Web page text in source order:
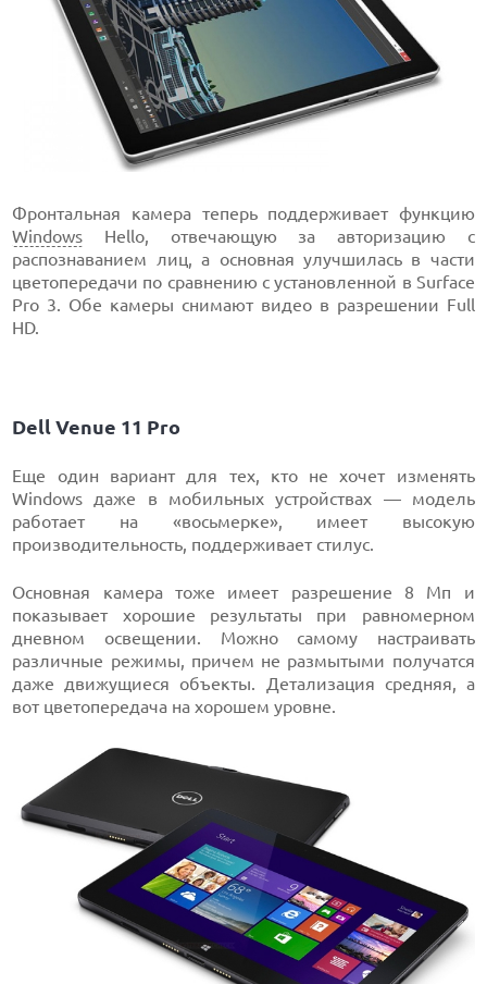
Фронтальная камера теперь поддерживает функцию
Windows Hello, отвечающую за авторизацию с
распознаванием лиц, а основная улучшилась в части
цветопередачи по сравнению с установленной в Surface
Pro 3. Обе камеры снимают видео в разрешении Full
HD.
Dell Venue 11 Prо
Еще один вариант для тех, кто не хочет изменять
Windows даже в мобильных устройствах — модель
работает на «восьмерке», имеет высокую
производительность, поддерживает стилус.
Основная камера тоже имеет разрешение 8 Мп и
показывает хорошие результаты при равномерном
дневном освещении. Можно самому настраивать
различные режимы, причем не размытыми получатся
даже движущиеся объекты. Детализация средняя, а
вот цветопередача на хорошем уровне.